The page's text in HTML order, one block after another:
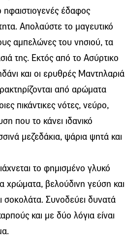
έδαφος
Απολαύστε το μαγευτικό
αμπελώνες του νησιού, τα
της. Εκτός από το Ασύρτικο
και οι ερυθρές Μαντηλαριά
από αρώματα
πικάντικες νότες, νεύρο,
που το κάνει ιδανικό
μεζεδάκια, ψάρια ψητά και
το φημισμένο γλυκό
βελούδινη γεύση και
σοκολάτα. Συνοδεύει δυνατά
και με δύο λόγια είναι